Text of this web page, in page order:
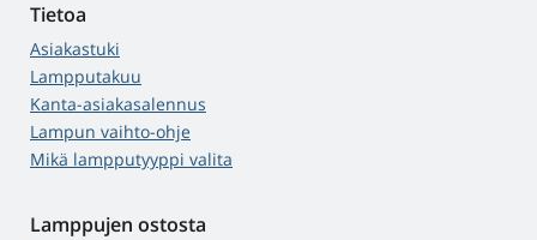
Tietoa
Asiakastuki
Lampputakuu
Kanta-asiakasalennus
Lampun vaihto-ohje
Mikä lampputyyppi valita
Lamppujen ostosta